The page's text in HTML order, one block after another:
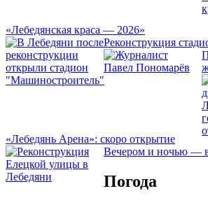
«Лебедянская краса — 2026»
Реконструкция
«Лебедянь Арена»: скоро открытие
Вечером и ночью —
Погода